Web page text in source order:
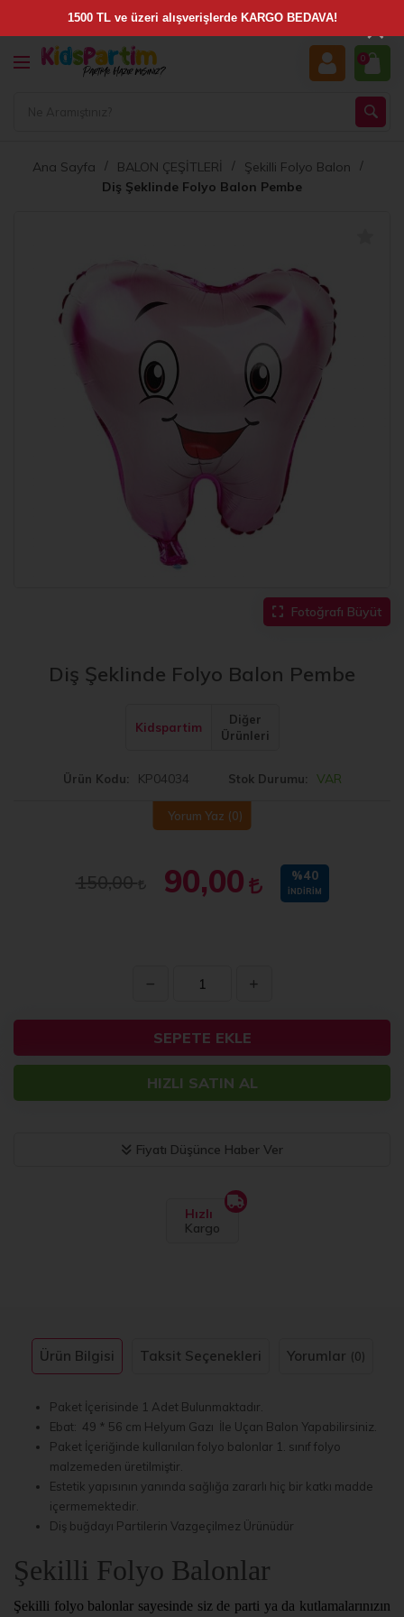
0
Ana Sayfa BALON ÇEŞİTLERİ
Şekilli Folyo Balon
Diş Şeklinde Folyo Balon Pembe
Fotoğrafı Büyüt
Diş Şeklinde Folyo Balon Pembe
Kidspartim
Diğer
Ürünleri
Ürün Kodu KP04034 Stok Durumu VAR
Yorum Yaz (0)
150,00 90,00 %40
İNDIRIM
SEPETE EKLE
HIZLI SATIN AL
Fiyatı Düşünce Haber Ver
Hızlı
Kargo
Ürün Bilgisi Taksit Seçenekleri Yorumlar (0)
Paket İçerisinde 1 Adet Bulunmaktadır.
Ebat: 49 * 56 cm Helyum Gazı İle Uçan Balon Yapabilirsiniz.
Paket İçeriğinde kullanılan folyo balonlar 1. sınıf folyo
malzemeden üretilmiştir.
Estetik yapısının yanında sağlığa zararlı hiç bir katkı madde
içermemektedir.
Diş buğdayı Partilerin Vazgeçilmez Ürünüdür
Şekilli Folyo Balonlar
Şekilli folyo balonlar sayesinde siz de parti ya da kutlamalarınızın
×